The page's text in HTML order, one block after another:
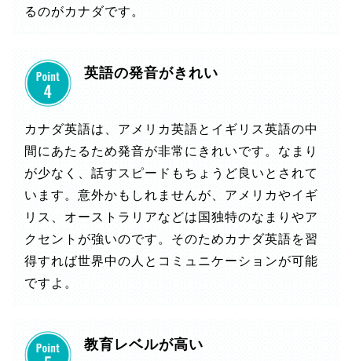
るのがカナダです。
英語の発音がきれい
カナダ英語は、アメリカ英語とイギリス英語の中
間にあたるため発音が非常にきれいです。なまり
が少なく、話すスピードもちょうど良いとされて
います。意外かもしれませんが、アメリカやイギ
リス、オーストラリアなどは国独特のなまりやア
クセントが強いのです。そのためカナダ英語を習
得すれば世界中の人とコミュニケーションが可能
ですよ。
教育レベルが高い